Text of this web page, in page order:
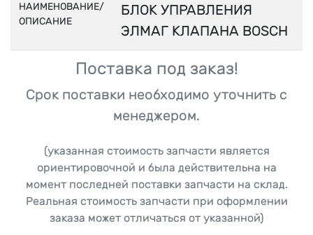
НАИМЕНОВАНИЕ/
ОПИСАНИЕ
БЛОК УПРАВЛЕНИЯ
ЭЛМАГ КЛАПАНА BOSCH
Поставка под заказ!
Срок поставки необходимо уточнить с
менеджером.
(указанная стоимость запчасти является
ориентировочной и была действительна на
момент последней поставки запчасти на склад.
Реальная стоимость запчасти при оформлении
заказа может отличаться от указанной)